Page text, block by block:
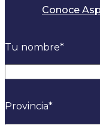
Conoce
Tu nombre*
Provincia*